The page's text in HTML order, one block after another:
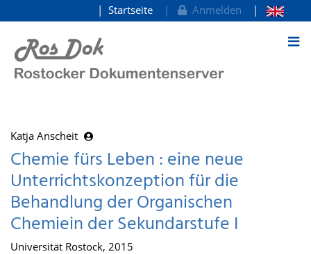
zum Inhalt
Startseite Anmelden
Katja Anscheit
Chemie fürs Leben : eine neue
Unterrichtskonzeption für die
Behandlung der Organischen
Chemiein der Sekundarstufe I
Universität Rostock, 2015